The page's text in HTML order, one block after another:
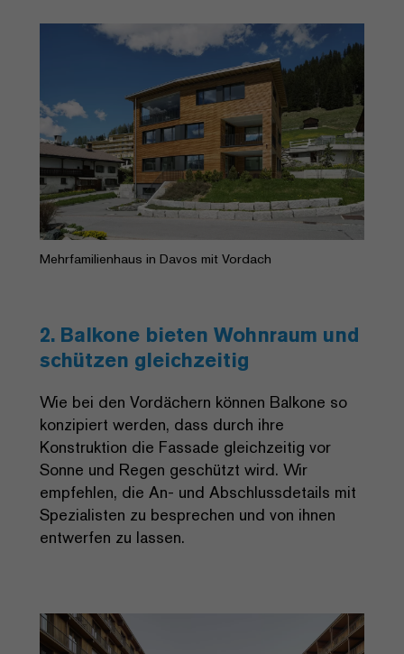
Mehrfamilienhaus in Davos mit Vordach
2. Balkone bieten Wohnraum und
schützen gleichzeitig
Wie bei den Vordächern können Balkone so
konzipiert werden, dass durch ihre
Konstruktion die Fassade gleichzeitig vor
Sonne und Regen geschützt wird. Wir
empfehlen, die An- und Abschlussdetails mit
Spezialisten zu besprechen und von ihnen
entwerfen zu lassen.